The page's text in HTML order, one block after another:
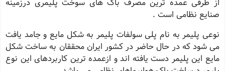
صنایع نظامی است .
نوعی پلیمر به نام پلی سولفات پلیمر به شکل مایع و جامد یافت
می شود که در حال حاضر در کشور ایران محققان به ساخت شکل
مایع این پلیمر دست یافته اند و ازعمده ترین کاربردهای این نوع